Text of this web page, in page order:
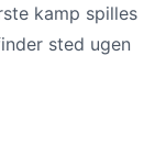
kamp spilles
sted ugen